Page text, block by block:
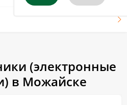
(электронные
в Можайске